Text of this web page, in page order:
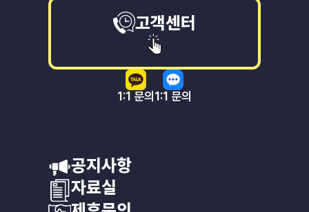
고객센터
1:1 문의1:1 문의
공지사항
자료실